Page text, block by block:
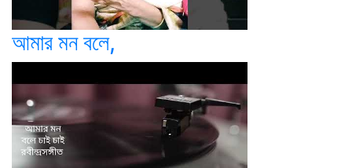
আমার মন বলে,